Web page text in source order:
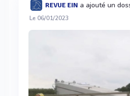
REVUE EIN a ajouté un
Le 06/01/2023